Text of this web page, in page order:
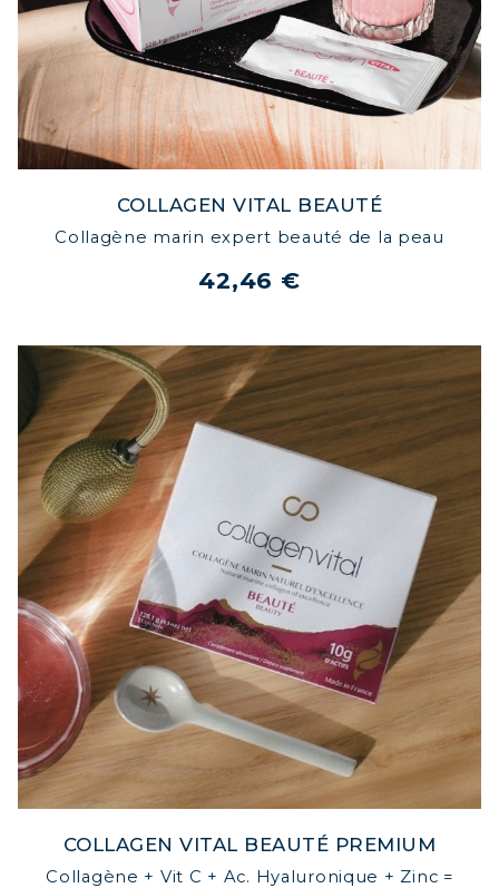
COLLAGEN VITAL BEAUTÉ
Collagène marin expert beauté de la peau
42,46 €
COLLAGEN VITAL BEAUTÉ PREMIUM
Collagène + Vit C + Ac. Hyaluronique + Zinc =